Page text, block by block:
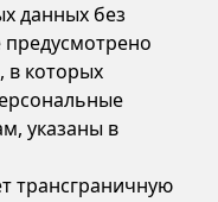
данных без
предусмотрено
в которых
указаны в
трансграничную